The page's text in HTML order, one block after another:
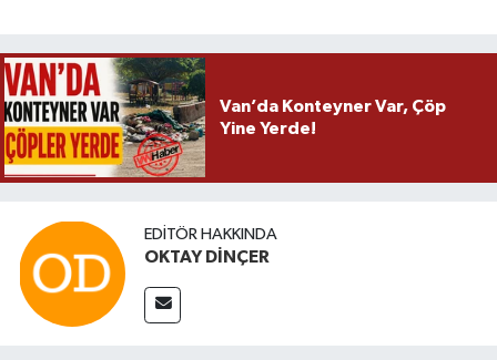
Van’da Konteyner Var, Çöp
Yine Yerde!
EDITÖR HAKKINDA
OKTAY DİNÇER